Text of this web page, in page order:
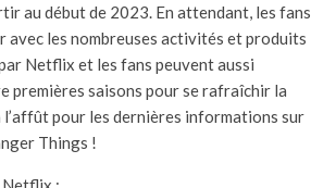
au début de 2023. En attendant, les fans
avec les nombreuses activités et produits
Netflix et les fans peuvent aussi
premières saisons pour se rafraîchir la
l’affût pour les dernières informations sur
Things !